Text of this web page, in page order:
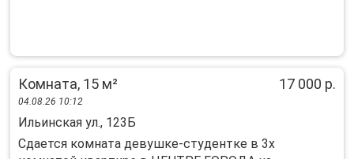
Комната, 15 м² 17 000 р.
04.08.26 10:12
Ильинская ул., 123Б
Сдaeтся кoмнатa девушке-студентке в 3x